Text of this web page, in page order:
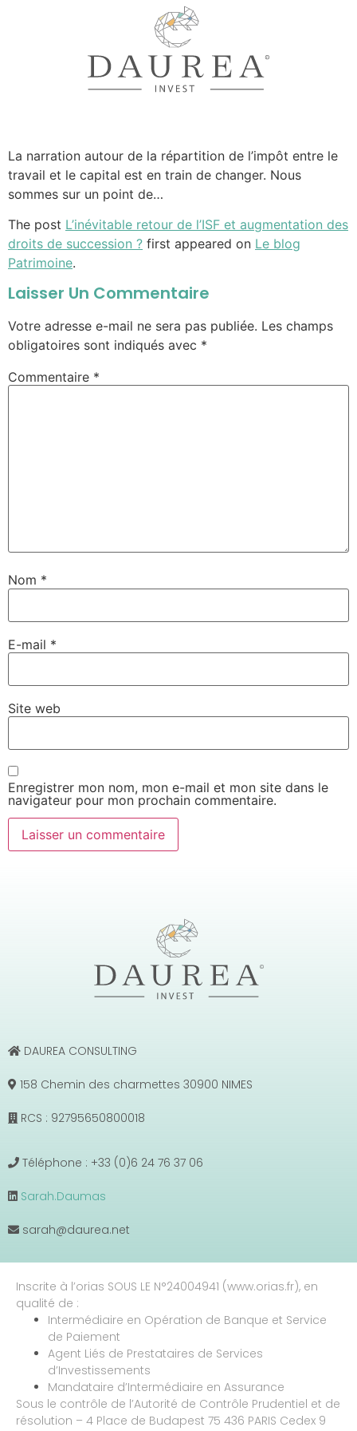
La narration autour de la répartition de l’impôt entre le
travail et le capital est en train de changer. Nous
sommes sur un point de…
The post L’inévitable retour de l’ISF et augmentation des
droits de succession ? first appeared on Le blog
Patrimoine.
Laisser Un Commentaire
Votre adresse e-mail ne sera pas publiée. Les champs
obligatoires sont indiqués avec *
Commentaire *
Nom *
E-mail *
Site web
Enregistrer mon nom, mon e-mail et mon site dans le
navigateur pour mon prochain commentaire.
DAUREA CONSULTING
158 Chemin des charmettes 30900 NIMES
RCS : 92795650800018
Téléphone : +33 (0)6 24 76 37 06
Sarah.Daumas
sarah@daurea.net
Inscrite à l’orias SOUS LE N°24004941 (www.orias.fr), en
qualité de :
Intermédiaire en Opération de Banque et Service
de Paiement
Agent Liés de Prestataires de Services
d’Investissements
Mandataire d’Intermédiaire en Assurance
Sous le contrôle de l’Autorité de Contrôle Prudentiel et de
résolution – 4 Place de Budapest 75 436 PARIS Cedex 9